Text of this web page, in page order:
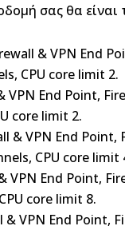
σας θα
& VPN End
CPU core limit 2.
VPN End Point,
core limit 2.
& VPN End Point,
CPU core limit
VPN End Point,
core limit 8.
VPN End Point,